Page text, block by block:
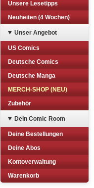
Unsere Lesetipps
Neuheiten (4 Wochen)
Unser Angebot
US Comics
Deutsche Comics
Deutsche Manga
MERCH-SHOP (NEU)
Zubehör
Dein Comic Room
Deine Bestellungen
Deine Abos
Kontoverwaltung
Warenkorb